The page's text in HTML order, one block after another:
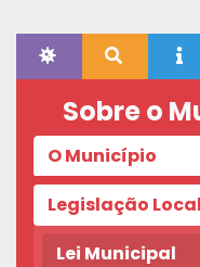
Sobre o
O Município
Legislação Local
Lei Municipal